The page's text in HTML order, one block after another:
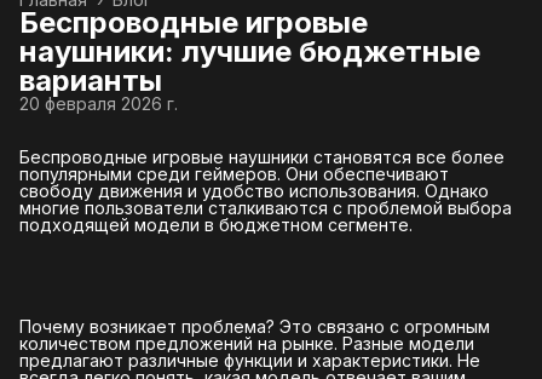
Беспроводные игровые
наушники: лучшие бюджетные
варианты
20 февраля 2026 г.
Беспроводные игровые наушники становятся все более
популярными среди геймеров. Они обеспечивают
свободу движения и удобство использования. Однако
многие пользователи сталкиваются с проблемой выбора
подходящей модели в бюджетном сегменте.
Почему возникает проблема? Это связано с огромным
количеством предложений на рынке. Разные модели
предлагают различные функции и характеристики. Не